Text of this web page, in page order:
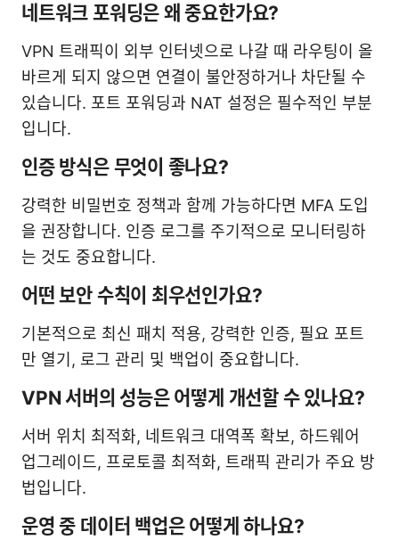
네트워크 포워딩은 왜 중요한가요?
VPN 트래픽이 외부 인터넷으로 나갈 때 라우팅이 올
바르게 되지 않으면 연결이 불안정하거나 차단될 수
있습니다. 포트 포워딩과 NAT 설정은 필수적인 부분
입니다.
인증 방식은 무엇이 좋나요?
강력한 비밀번호 정책과 함께 가능하다면 MFA 도입
을 권장합니다. 인증 로그를 주기적으로 모니터링하
는 것도 중요합니다.
어떤 보안 수칙이 최우선인가요?
기본적으로 최신 패치 적용, 강력한 인증, 필요 포트
만 열기, 로그 관리 및 백업이 중요합니다.
VPN 서버의 성능은 어떻게 개선할 수 있나요?
서버 위치 최적화, 네트워크 대역폭 확보, 하드웨어
업그레이드, 프로토콜 최적화, 트래픽 관리가 주요 방
법입니다.
운영 중 데이터 백업은 어떻게 하나요?